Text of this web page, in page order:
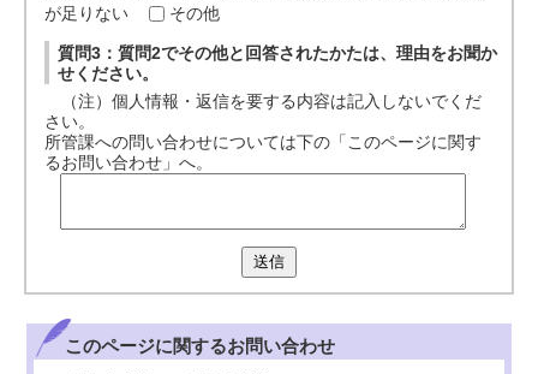
が足りない
その他
質問3：質問2でその他と回答されたかたは、理由をお聞か
せください。
（注）個人情報・返信を要する内容は記入しないでくだ
さい。
所管課への問い合わせについては下の「このページに関す
るお問い合わせ」へ。
送信
このページに関するお問い合わせ